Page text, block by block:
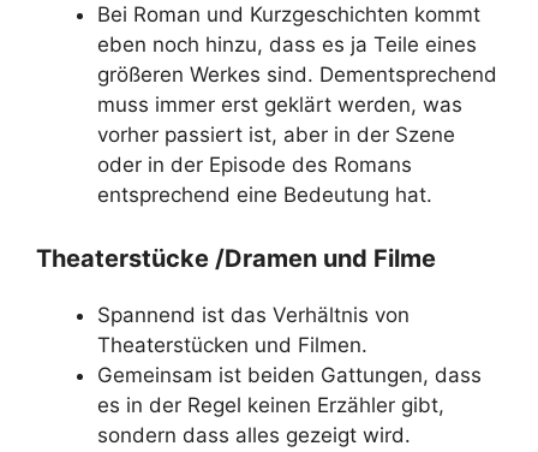
Bei Roman und Kurzgeschichten kommt
eben noch hinzu, dass es ja Teile eines
größeren Werkes sind. Dementsprechend
muss immer erst geklärt werden, was
vorher passiert ist, aber in der Szene
oder in der Episode des Romans
entsprechend eine Bedeutung hat.
Theaterstücke /Dramen und Filme
Spannend ist das Verhältnis von
Theaterstücken und Filmen.
Gemeinsam ist beiden Gattungen, dass
es in der Regel keinen Erzähler gibt,
sondern dass alles gezeigt wird.